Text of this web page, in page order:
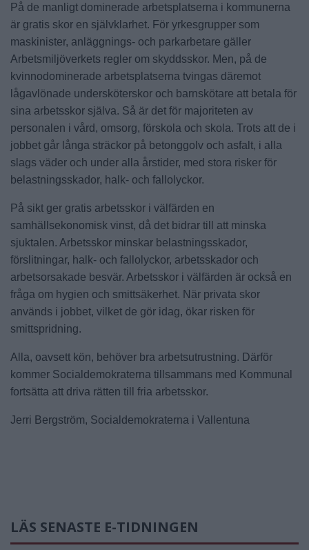
På de manligt dominerade arbetsplatserna i kommunerna
är gratis skor en självklarhet. För yrkesgrupper som
maskinister, anläggnings- och parkarbetare gäller
Arbetsmiljöverkets regler om skyddsskor. Men, på de
kvinnodominerade arbetsplatserna tvingas däremot
lågavlönade undersköterskor och barnskötare att betala för
sina arbetsskor själva. Så är det för majoriteten av
personalen i vård, omsorg, förskola och skola. Trots att de i
jobbet går långa sträckor på betonggolv och asfalt, i alla
slags väder och under alla årstider, med stora risker för
belastningsskador, halk- och fallolyckor.
På sikt ger gratis arbetsskor i välfärden en
samhällsekonomisk vinst, då det bidrar till att minska
sjuktalen. Arbetsskor minskar belastningsskador,
förslitningar, halk- och fallolyckor, arbetsskador och
arbetsorsakade besvär. Arbetsskor i välfärden är också en
fråga om hygien och smittsäkerhet. När privata skor
används i jobbet, vilket de gör idag, ökar risken för
smittspridning.
Alla, oavsett kön, behöver bra arbetsutrustning. Därför
kommer Socialdemokraterna tillsammans med Kommunal
fortsätta att driva rätten till fria arbetsskor.
Jerri Bergström, Socialdemokraterna i Vallentuna
LÄS SENASTE E-TIDNINGEN